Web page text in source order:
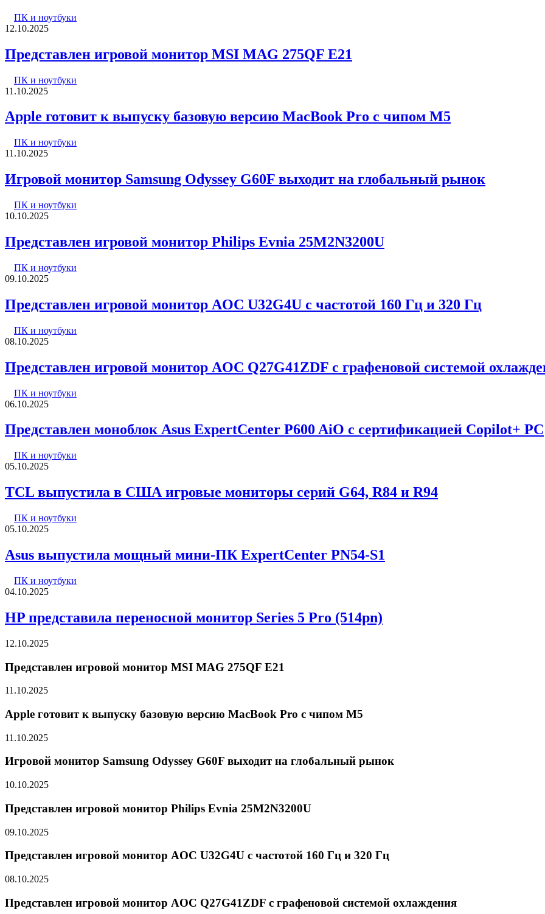
ПК и ноутбуки
12.10.2025
Представлен игровой монитор MSI MAG 275QF E21
ПК и ноутбуки
11.10.2025
Apple готовит к выпуску базовую версию MacBook Pro с чипом M5
ПК и ноутбуки
11.10.2025
Игровой монитор Samsung Odyssey G60F выходит на глобальный рынок
ПК и ноутбуки
10.10.2025
Представлен игровой монитор Philips Evnia 25M2N3200U
ПК и ноутбуки
09.10.2025
Представлен игровой монитор AOC U32G4U с частотой 160 Гц и 320 Гц
ПК и ноутбуки
08.10.2025
Представлен игровой монитор AOC Q27G41ZDF с графеновой системой
ПК и ноутбуки
06.10.2025
Представлен моноблок Asus ExpertCenter P600 AiO с сертификацией Copilot+ PC
ПК и ноутбуки
05.10.2025
TCL выпустила в США игровые мониторы серий G64, R84 и R94
ПК и ноутбуки
05.10.2025
Asus выпустила мощный мини-ПК ExpertCenter PN54-S1
ПК и ноутбуки
04.10.2025
HP представила переносной монитор Series 5 Pro (514pn)
12.10.2025
Представлен игровой монитор MSI MAG 275QF E21
11.10.2025
Apple готовит к выпуску базовую версию MacBook Pro с чипом M5
11.10.2025
Игровой монитор Samsung Odyssey G60F выходит на глобальный рынок
10.10.2025
Представлен игровой монитор Philips Evnia 25M2N3200U
09.10.2025
Представлен игровой монитор AOC U32G4U с частотой 160 Гц и 320 Гц
08.10.2025
Представлен игровой монитор AOC Q27G41ZDF с графеновой системой охлаждения